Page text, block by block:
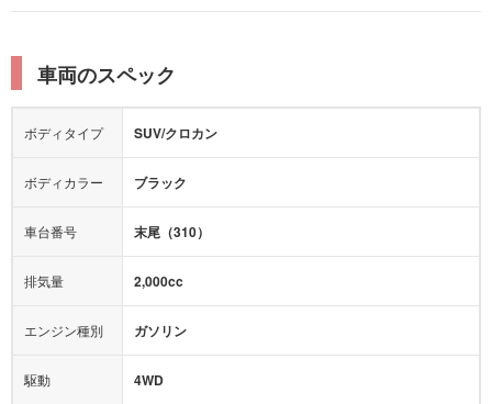
ルーフレール
エアロパーツ
ローダウン
シートヒーター
カーナビ：メモリーナビ他
ミュージックプレイヤー接続可
後席モニター
レーンキープアシスト
横滑り防止装置
衝突被害軽減プレーキ
カメラ：フロント バック
エアバッグ：
4エアバッグ
衝撃緩和ヘッドレスト
サポカー
アクセル踏み間違い（誤発進）防止装置
アダプティブクルーズコントロール
車両のスペック
ボディタイプ SUV/クロカン
ボディカラー ブラック
車台番号 末尾（310）
排気量 2,000cc
エンジン種別 ガソリン
駆動 4WD